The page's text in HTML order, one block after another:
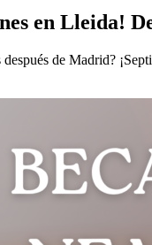
en Lleida!
después de Madrid?